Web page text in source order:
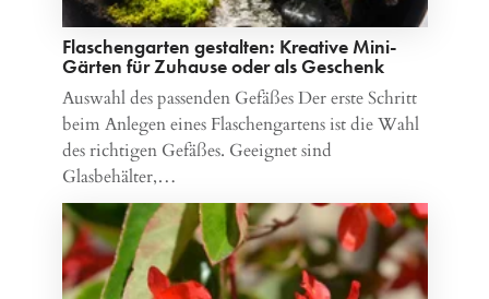
Flaschengarten gestalten: Kreative Mini-
Gärten für Zuhause oder als Geschenk
Auswahl des passenden Gefäßes Der erste Schritt
beim Anlegen eines Flaschengartens ist die Wahl
des richtigen Gefäßes. Geeignet sind
Glasbehälter,…